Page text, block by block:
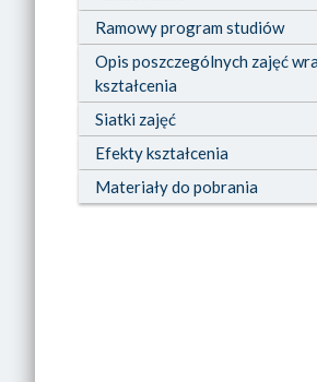
Ramowy program studiów
Opis poszczególnych zajęć
kształcenia
Siatki zajęć
Efekty kształcenia
Materiały do pobrania